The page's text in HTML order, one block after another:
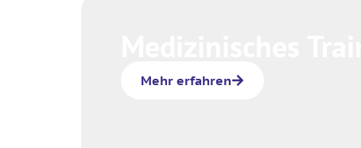
Mehr erfahren